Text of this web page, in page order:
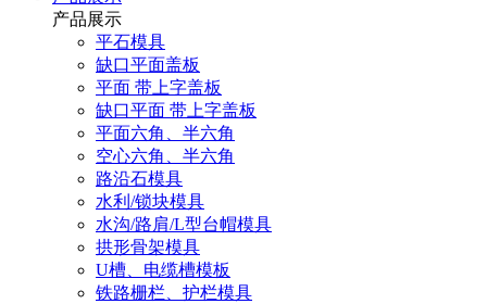
产品展示
平石模具
缺口平面盖板
平面 带上字盖板
缺口平面 带上字盖板
平面六角、半六角
空心六角、半六角
路沿石模具
水利/锁块模具
水沟/路肩/L型台帽模具
拱形骨架模具
U槽、电缆槽模板
铁路栅栏、护栏模具